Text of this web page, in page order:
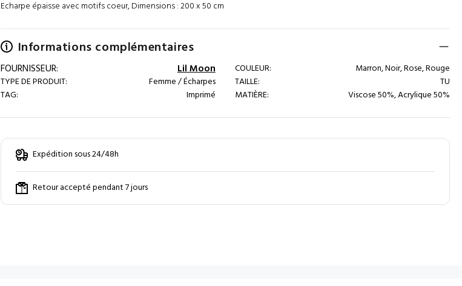
Echarpe épaisse avec motifs coeur, Dimensions : 200 x 50 cm
Informations complémentaires
FOURNISSEUR: Lil Moon
TYPE DE PRODUIT:
Femme / Écharpes
TAG:
Imprimé
COULEUR:
Marron, Noir, Rose, Rouge
TAILLE:
TU
MATIÈRE:
Viscose 50%, Acrylique 50%
Expédition sous 24/48h
Retour accepté pendant 7 jours